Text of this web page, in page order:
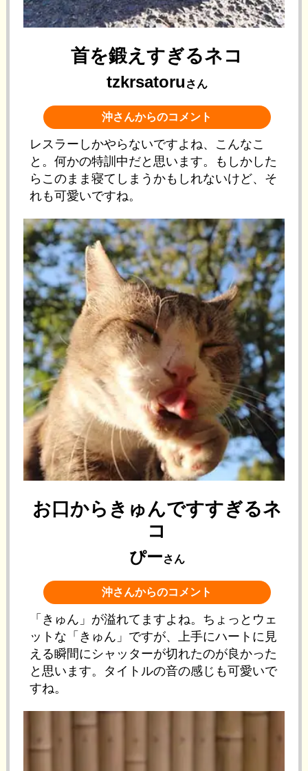
首を鍛えすぎるネコ
tzkrsatoru さん
沖さんからのコメント
レスラーしかやらないですよね、こんなこ
と。何かの特訓中だと思います。もしかした
らこのまま寝てしまうかもしれないけど、そ
れも可愛いですね。
お口からきゅんですすぎるネ
コ
ぴーさん
沖さんからのコメント
「きゅん」が溢れてますよね。ちょっとウェ
ットな「きゅん」ですが、上手にハートに見
える瞬間にシャッターが切れたのが良かった
と思います。タイトルの音の感じも可愛いで
すね。